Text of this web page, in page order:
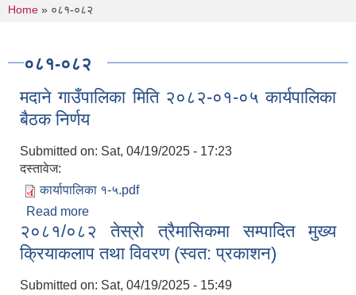
You are here
Home » ०८१-०८२
०८१-०८२
मदाने गाउँपालिका मिति २०८२-०१-०५ कार्यपालिका
बैठक निर्णय
Submitted on: Sat, 04/19/2025 - 17:23
दस्तावेज:
कार्यापालिका १-५.pdf
Read more
बैठक निर्णय
२०८१/०८२ तेस्रो त्रैमासिकमा सम्पादित मुख्य
क्रियाकलाप तथा विवरण (स्वत: प्रकाशन)
Submitted on: Sat, 04/19/2025 - 15:49